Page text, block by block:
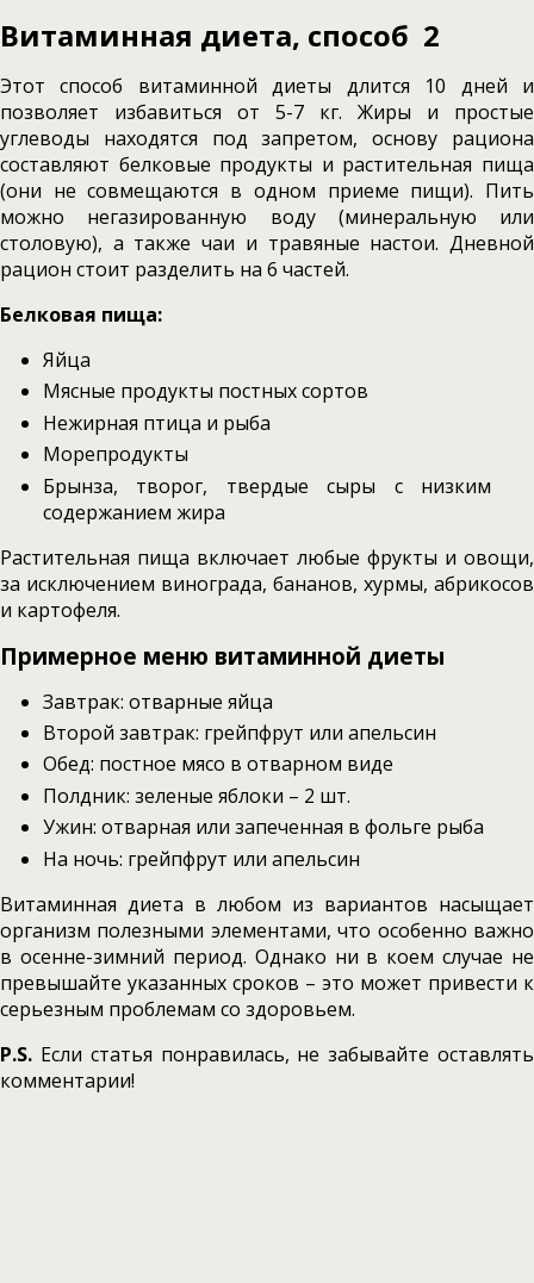
Витаминная диета, способ 2
Этот способ витаминной диеты длится 10 дней и
позволяет избавиться от 5-7 кг. Жиры и простые
углеводы находятся под запретом, основу рациона
составляют белковые продукты и растительная пища
(они не совмещаются в одном приеме пищи). Пить
можно негазированную воду (минеральную или
столовую), а также чаи и травяные настои. Дневной
рацион стоит разделить на 6 частей.
Белковая пища:
Яйца
Мясные продукты постных сортов
Нежирная птица и рыба
Морепродукты
Брынза, творог, твердые сыры с низким
содержанием жира
Растительная пища включает любые фрукты и овощи,
за исключением винограда, бананов, хурмы, абрикосов
и картофеля.
Примерное меню витаминной диеты
Завтрак: отварные яйца
Второй завтрак: грейпфрут или апельсин
Обед: постное мясо в отварном виде
Полдник: зеленые яблоки – 2 шт.
Ужин: отварная или запеченная в фольге рыба
На ночь: грейпфрут или апельсин
Витаминная диета в любом из вариантов насыщает
организм полезными элементами, что особенно важно
в осенне-зимний период. Однако ни в коем случае не
превышайте указанных сроков – это может привести к
серьезным проблемам со здоровьем.
P.S. Если статья понравилась, не забывайте оставлять
комментарии!